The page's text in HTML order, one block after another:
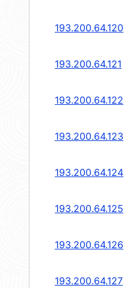
193.200.64.120
193.200.64.121
193.200.64.122
193.200.64.123
193.200.64.124
193.200.64.125
193.200.64.126
193.200.64.127